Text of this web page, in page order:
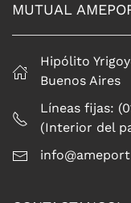
MUTUAL
Hipólito
Buenos Aires
Líneas fijas:
(Interior del